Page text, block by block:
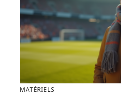
MATÉRIELS